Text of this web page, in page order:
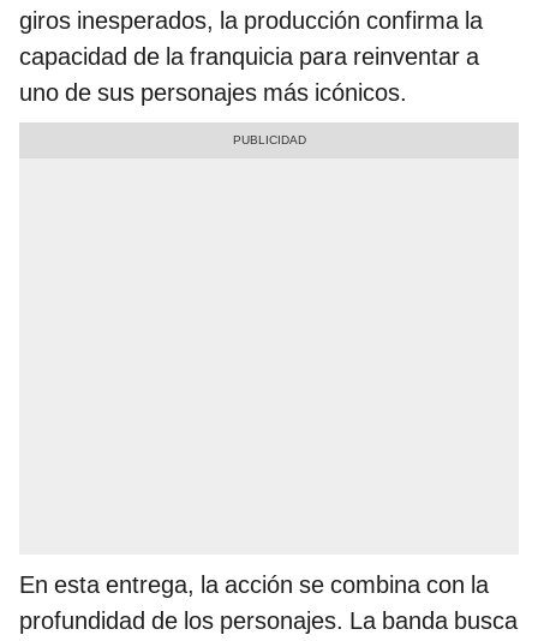
giros inesperados, la producción confirma la
capacidad de la franquicia para reinventar a
uno de sus personajes más icónicos.
En esta entrega, la acción se combina con la
profundidad de los personajes. La banda busca